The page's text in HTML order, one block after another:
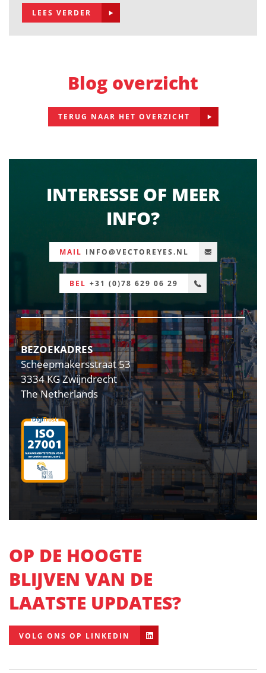
LEES VERDER
Blog overzicht
TERUG NAAR HET OVERZICHT
INTERESSE OF MEER
INFO?
MAIL INFO@VECTOREYES.NL
BEL +31 (0)78 629 06 29
BEZOEKADRES
Scheepmakersstraat 53
3334 KG Zwijndrecht
The Netherlands
OP DE HOOGTE
BLIJVEN VAN DE
LAATSTE UPDATES?
VOLG ONS OP LINKEDIN